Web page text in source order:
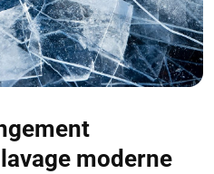
moderne